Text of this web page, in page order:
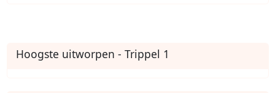
Hoogste uitworpen - Trippel 1